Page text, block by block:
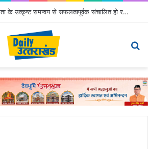
श्रद्धा, सुरक्षा और सुगमता के उत्कृष्ट समन्वय से सफलतापूर्वक संचालित हो रही कांवड़ यात्रा